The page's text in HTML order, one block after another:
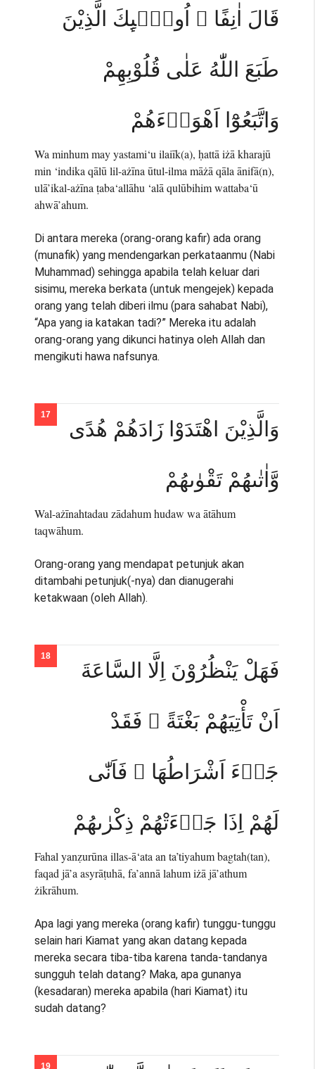
قَالَ اٰنِفًا ۗ اُولٰۤىِٕكَ الَّذِيْنَ
طَبَعَ اللّٰهُ عَلٰى قُلُوْبِهِمْ
وَاتَّبَعُوْٓا اَهْوَاۤءَهُمْ
Wa minhum may yastami‘u ilaiīk(a), ḥattā iżā kharajū
min ‘indika qālū lil-ażīna ūtul-ilma māżā qāla ānifā(n),
ulā’ikal-ażīna ṭaba‘allāhu ‘alā qulūbihim wattaba‘ū
ahwā’ahum.
Di antara mereka (orang-orang kafir) ada orang
(munafik) yang mendengarkan perkataanmu (Nabi
Muhammad) sehingga apabila telah keluar dari
sisimu, mereka berkata (untuk mengejek) kepada
orang yang telah diberi ilmu (para sahabat Nabi),
“Apa yang ia katakan tadi?” Mereka itu adalah
orang-orang yang dikunci hatinya oleh Allah dan
mengikuti hawa nafsunya.
وَالَّذِيْنَ اهْتَدَوْا زَادَهُمْ هُدًى
وَّاٰتٰىهُمْ تَقْوٰىهُمْ
Wal-ażīnahtadau zādahum hudaw wa ātāhum
taqwāhum.
Orang-orang yang mendapat petunjuk akan
ditambahi petunjuk(-nya) dan dianugerahi
ketakwaan (oleh Allah).
فَهَلْ يَنْظُرُوْنَ اِلَّا السَّاعَةَ
اَنْ تَأْتِيَهُمْ بَغْتَةً ۚ فَقَدْ
جَاۤءَ اَشْرَاطُهَا ۚ فَاَنّٰى
لَهُمْ اِذَا جَاۤءَتْهُمْ ذِكْرٰىهُمْ
Fahal yanẓurūna illas-ā‘ata an ta’tiyahum bagtah(tan),
faqad jā’a asyrāṭuhā, fa’annā lahum iżā jā’athum
żikrāhum.
Apa lagi yang mereka (orang kafir) tunggu-tunggu
selain hari Kiamat yang akan datang kepada
mereka secara tiba-tiba karena tanda-tandanya
sungguh telah datang? Maka, apa gunanya
(kesadaran) mereka apabila (hari Kiamat) itu
sudah datang?